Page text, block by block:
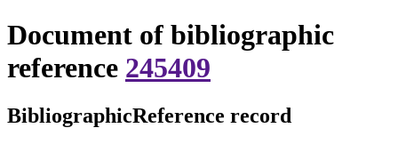
Document of bibliographic
reference 245409
BibliographicReference record